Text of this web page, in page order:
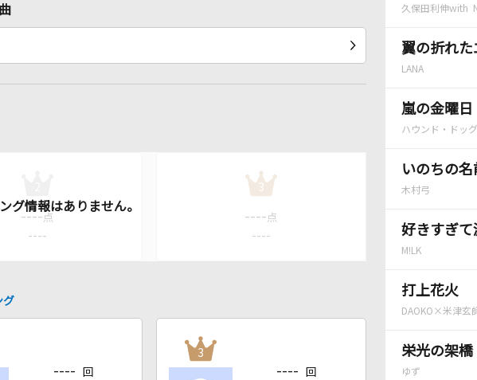
久保田利伸with
翼の折れ
LANA
嵐の金曜日
ハウンド・ドッグ
いのちの名
木村弓
好きすぎて
M!LK
打上花火
DAOKO×米津玄
栄光の架橋
ゆず
---- 点
----
3
---- 点
----
グ
---- 回
3
---- 回